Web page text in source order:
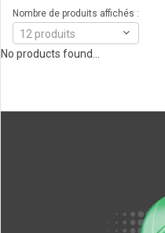
Nombre de produits affichés :
12 produits
No products found...